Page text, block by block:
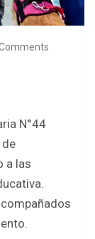
N°44
de
a las